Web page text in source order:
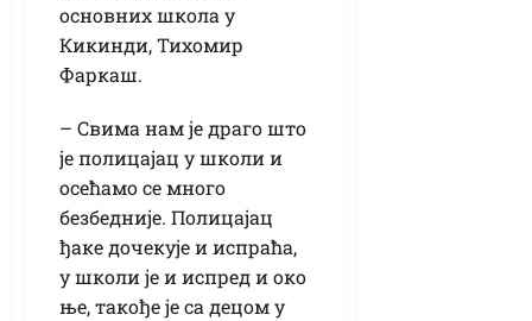
основних школа у
Кикинди, Тихомир
Фаркаш.
– Свима нам је драго што
је полицајац у школи и
осећамо се много
безбедније. Полицајац
ђаке дочекује и испраћа,
у школи је и испред и око
ње, такође је са децом у